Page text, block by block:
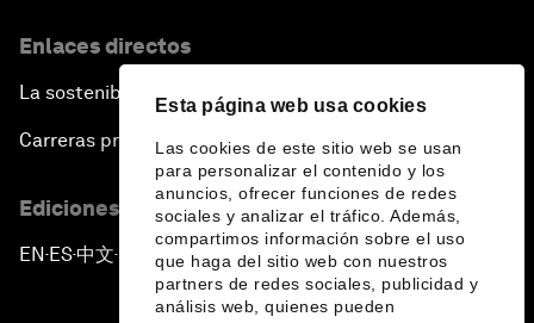
Esta página web usa cookies
Las cookies de este sitio web se usan
para personalizar el contenido y los
anuncios, ofrecer funciones de redes
sociales y analizar el tráfico. Además,
compartimos información sobre el uso
que haga del sitio web con nuestros
partners de redes sociales, publicidad y
análisis web, quienes pueden
Enlaces directos
La sostenibilidad en el Foro
Carreras profesionales
Ediciones en otros idiomas
EN ▪ES▪中文▪ 日本語